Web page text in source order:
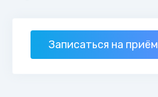
Записаться на приём